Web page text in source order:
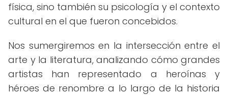
física, sino también su psicología y el contexto
cultural en el que fueron concebidos.
Nos sumergiremos en la intersección entre el
arte y la literatura, analizando cómo grandes
artistas han representado a heroínas y
héroes de renombre a lo largo de la historia